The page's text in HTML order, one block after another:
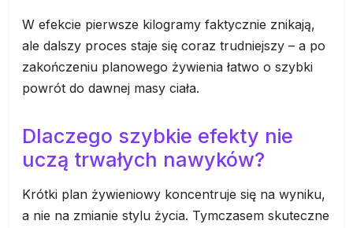
W efekcie pierwsze kilogramy faktycznie znikają,
ale dalszy proces staje się coraz trudniejszy – a po
zakończeniu planowego żywienia łatwo o szybki
powrót do dawnej masy ciała.
Dlaczego szybkie efekty nie
uczą trwałych nawyków?
Krótki plan żywieniowy koncentruje się na wyniku,
a nie na zmianie stylu życia. Tymczasem skuteczne